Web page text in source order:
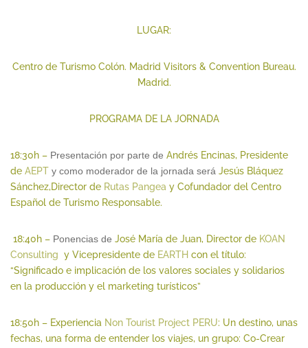
LUGAR:
Centro de Turismo Colón. Madrid Visitors & Convention Bureau.
Madrid.
PROGRAMA DE LA JORNADA
18:30h – Presentación por parte de Andrés Encinas, Presidente
de AEPT y como moderador de la jornada será Jesús Bláquez
Sánchez,Director de Rutas Pangea y Cofundador del Centro
Español de Turismo Responsable.
18:40h – Ponencias de José María de Juan, Director de KOAN
Consulting y Vicepresidente de EARTH con el título:
“Significado e implicación de los valores sociales y solidarios
en la producción y el marketing turísticos”
18:50h – Experiencia Non Tourist Project PERU: Un destino, unas
fechas, una forma de entender los viajes, un grupo: Co-Crear